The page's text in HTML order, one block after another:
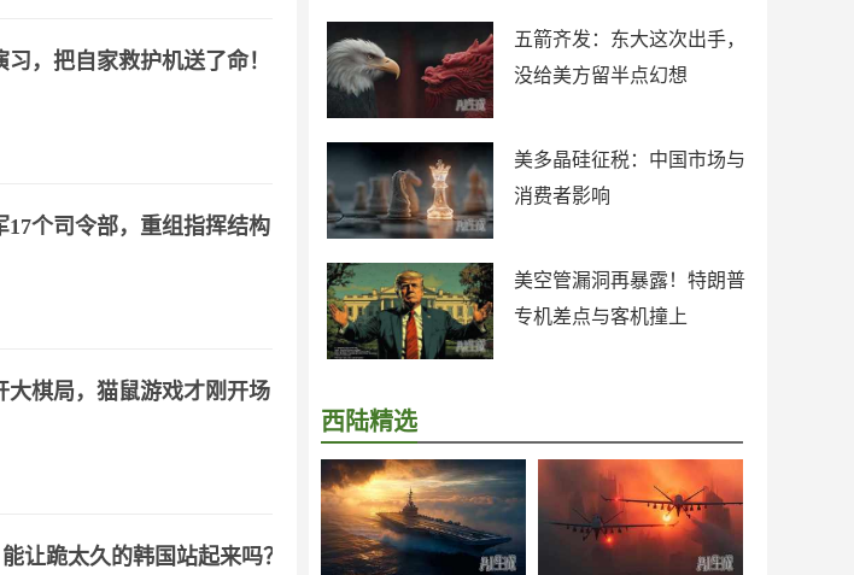
五箭齐发：东大这次出手，
没给美方留半点幻想
美多晶硅征税：中国市场与
消费者影响
美空管漏洞再暴露！特朗普
专机差点与客机撞上
西陆精选
，把自家救护机送了命！
17个司令部，重组指挥结构
大棋局，猫鼠游戏才刚开场
让跪太久的韩国站起来吗？